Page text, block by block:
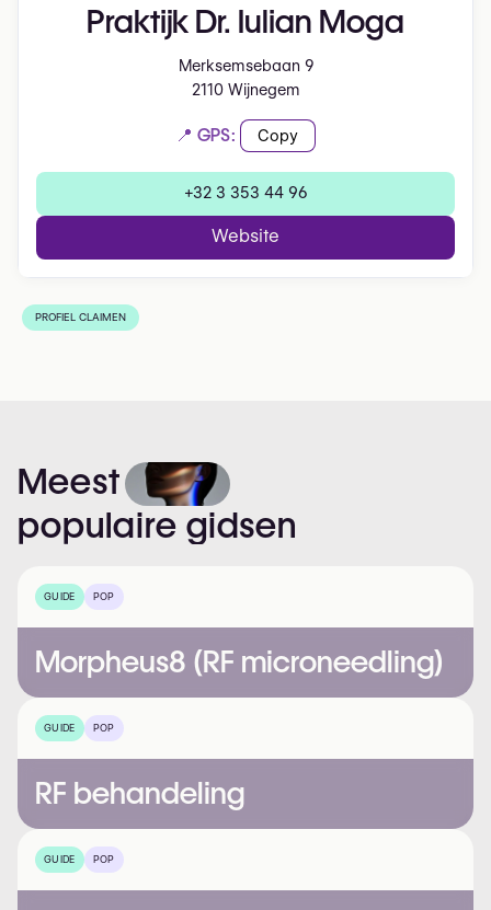
Praktijk Dr. Iulian Moga
Merksemsebaan 9
2110 Wijnegem
📍 GPS: Copy
+32 3 353 44 96
Website
PROFIEL CLAIMEN
Meest
populaire gidsen
GUIDE POP
Morpheus8 (RF microneedling)
GUIDE POP
RF behandeling
GUIDE POP